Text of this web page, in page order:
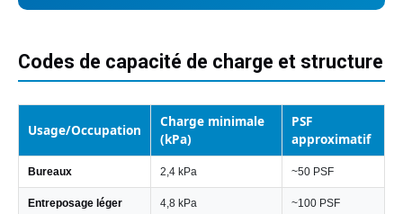
Codes de capacité de charge et structure
Usage/Occupation
Charge minimale
(kPa)
PSF
approximatif
Bureaux 2,4 kPa ~50 PSF
Entreposage léger 4,8 kPa ~100 PSF